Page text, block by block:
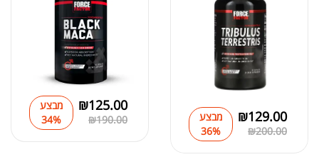
₪200.00
₪129.00
מבצע
36%
₪190.00
₪125.00
מבצע
34%